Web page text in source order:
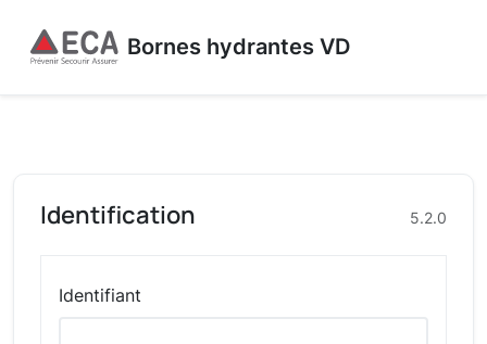
Bornes hydrantes VD
Identification 5.2.0
Identifiant